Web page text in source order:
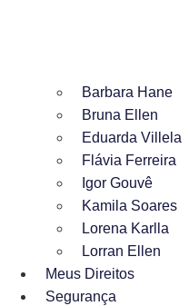
Barbara Hane
Bruna Ellen
Eduarda Villela
Flávia Ferreira
Igor Gouvê
Kamila Soares
Lorena Karlla
Lorran Ellen
Meus Direitos
Segurança